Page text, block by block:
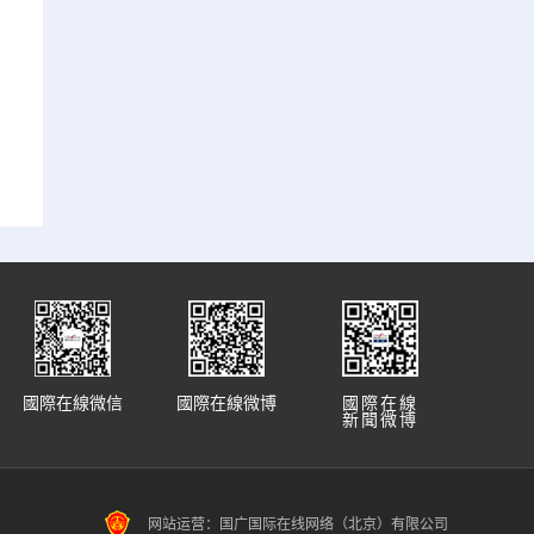
國際在線
新聞微博
國際在線微博
國際在線微信
网站运营：国广国际在线网络（北京）有限公司